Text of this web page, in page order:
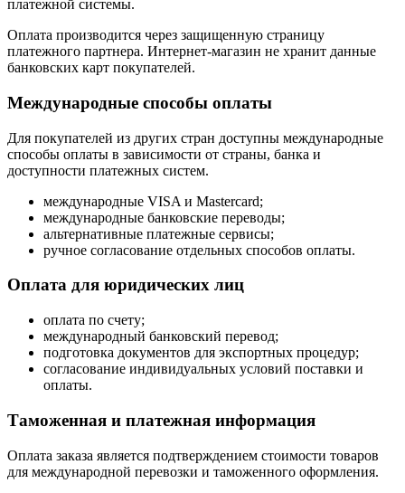
платежной системы.
Оплата производится через защищенную страницу
платежного партнера. Интернет-магазин не хранит данные
банковских карт покупателей.
Международные способы оплаты
Для покупателей из других стран доступны международные
способы оплаты в зависимости от страны, банка и
доступности платежных систем.
международные VISA и Mastercard;
международные банковские переводы;
альтернативные платежные сервисы;
ручное согласование отдельных способов оплаты.
Оплата для юридических лиц
оплата по счету;
международный банковский перевод;
подготовка документов для экспортных процедур;
согласование индивидуальных условий поставки и
оплаты.
Таможенная и платежная информация
Оплата заказа является подтверждением стоимости товаров
для международной перевозки и таможенного оформления.